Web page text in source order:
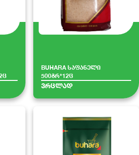
BUHARA საფანელი
500გრ*12ც
ვრცლად